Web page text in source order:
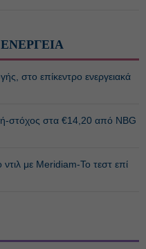
ΕΝΕΡΓΕΙΑ
στο επίκεντρο ενεργειακά
στόχος στα €14,20 από NBG
με Meridiam-Το τεστ επί